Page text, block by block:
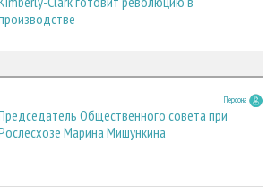
Персона
Общественного совета при
Марина Мишункина